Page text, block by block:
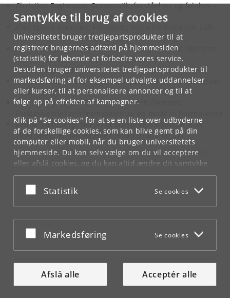
Samtykke til brug af cookies
Universitetet bruger tredjepartsprodukter til at
registrere brugernes adfærd på hjemmesiden
(statistik) for løbende at forbedre vores service.
Desuden bruger universitetet tredjepartsprodukter til
markedsføring af for eksempel udvalgte uddannelser
eller kurser, til at personalisere annoncer og til at
følge op på effekten af kampagner.
Klik på "Se cookies" for at se en liste over udbyderne
af de forskellige cookies, som kan blive gemt på din
computer eller mobil, når du bruger universitetets
hjemmeside. Du kan selv vælge om du vil acceptere
eller afslå cookies, og du kan altid ændre dit samtykke
underCookie- og privatlivspolitiksom du finder i
bunden af hver side.
Acceptér eller afslå
Statistik Se cookies
Acceptér eller afslå
Markedsføring Se cookies
Afslå alle Acceptér alle
Christina Fogtmann: Grammatik, forståelser og følelser -
hvad er i spil når politiet tester sprog?
Alex Speed Kjeldsen: Filologi og historisk lingvistik. Lidt
om filologiens rolle i sproghistorisk forskning
Anne Kjærgaard: Om hvorfor offentligt ansatte ikke bare
ændrer skrivestil - fra problemmodel til
fortolkningsmodel
Annette Lassen: Var de ældste islandske fornaldarsagaer
historiografi?
Kristina Lundblad: Böcker, teknik och ekonomi.
Emma Sköldberg: Nordiska ordspråkssamlingar från
1600-talet - en jämförelse mellan Grubb og Syv
Tilgængelighed